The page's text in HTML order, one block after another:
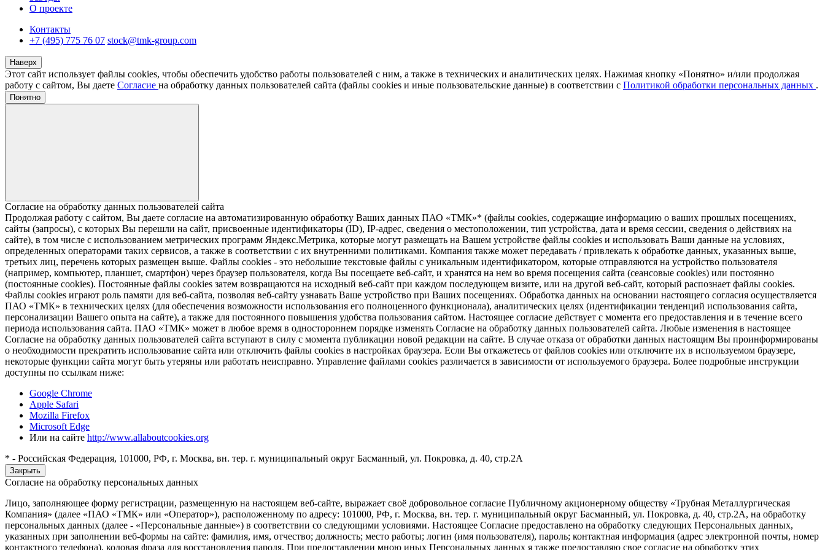
О проекте
Контакты
+7 (495) 775 76 07 stock@tmk-group.com
Наверх
Этот сайт использует файлы cookies, чтобы обеспечить удобство работы пользователей с ним, а также в технических и аналитических целях. Нажимая кнопку «Понятно» и/или продолжая
работу с сайтом, Вы даете Согласие на обработку данных пользователей сайта (файлы cookies и иные пользовательские данные) в соответствии с Политикой обработки персональных данных .
Понятно
Согласие на обработку данных пользователей сайта
Продолжая работу с сайтом, Вы даете согласие на автоматизированную обработку Ваших данных ПАО «ТМК»* (файлы cookies, содержащие информацию о ваших прошлых посещениях,
сайты (запросы), с которых Вы перешли на сайт, присвоенные идентификаторы (ID), IP-адрес, сведения о местоположении, тип устройства, дата и время сессии, сведения о действиях на
сайте), в том числе с использованием метрических программ Яндекс.Метрика, которые могут размещать на Вашем устройстве файлы cookies и использовать Ваши данные на условиях,
определенных операторами таких сервисов, а также в соответствии с их внутренними политиками. Компания также может передавать / привлекать к обработке данных, указанных выше,
третьих лиц, перечень которых размещен выше. Файлы cookies - это небольшие текстовые файлы с уникальным идентификатором, которые отправляются на устройство пользователя
(например, компьютер, планшет, смартфон) через браузер пользователя, когда Вы посещаете веб-сайт, и хранятся на нем во время посещения сайта (сеансовые cookies) или постоянно
(постоянные cookies). Постоянные файлы cookies затем возвращаются на исходный веб-сайт при каждом последующем визите, или на другой веб-сайт, который распознает файлы cookies.
Файлы cookies играют роль памяти для веб-сайта, позволяя веб-сайту узнавать Ваше устройство при Ваших посещениях. Обработка данных на основании настоящего согласия осуществляется
ПАО «ТМК» в технических целях (для обеспечения возможности использования его полноценного функционала), аналитических целях (идентификации тенденций использования сайта,
персонализации Вашего опыта на сайте), а также для постоянного повышения удобства пользования сайтом. Настоящее согласие действует с момента его предоставления и в течение всего
периода использования сайта. ПАО «ТМК» может в любое время в одностороннем порядке изменять Согласие на обработку данных пользователей сайта. Любые изменения в настоящее
Согласие на обработку данных пользователей сайта вступают в силу с момента публикации новой редакции на сайте. В случае отказа от обработки данных настоящим Вы проинформированы
о необходимости прекратить использование сайта или отключить файлы cookies в настройках браузера. Если Вы откажетесь от файлов cookies или отключите их в используемом браузере,
некоторые функции сайта могут быть утеряны или работать неисправно. Управление файлами cookies различается в зависимости от используемого браузера. Более подробные инструкции
доступны по ссылкам ниже:
Google Chrome
Apple Safari
Mozilla Firefox
Microsoft Edge
Или на сайте http://www.allaboutcookies.org
* - Российская Федерация, 101000, РФ, г. Москва, вн. тер. г. муниципальный округ Басманный, ул. Покровка, д. 40, стр.2А
Закрыть
Согласие на обработку персональных данных
Лицо, заполняющее форму регистрации, размещенную на настоящем веб-сайте, выражает своё добровольное согласие Публичному акционерному обществу «Трубная Металлургическая
Компания» (далее «ПАО «ТМК» или «Оператор»), расположенному по адресу: 101000, РФ, г. Москва, вн. тер. г. муниципальный округ Басманный, ул. Покровка, д. 40, стр.2А, на обработку
персональных данных (далее - «Персональные данные») в соответствии со следующими условиями. Настоящее Согласие предоставлено на обработку следующих Персональных данных,
указанных при заполнении веб-формы на сайте: фамилия, имя, отчество; должность; место работы; логин (имя пользователя), пароль; контактная информация (адрес электронной почты, номер
контактного телефона), кодовая фраза для восстановления пароля. При предоставлении мною иных Персональных данных я также предоставляю свое согласие на обработку этих